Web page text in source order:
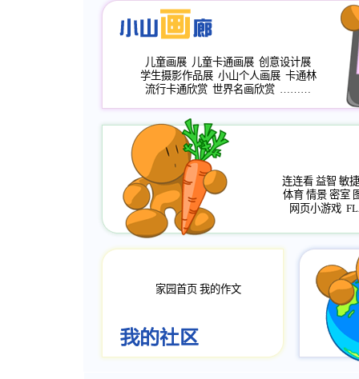
儿童画展 儿童卡通画展 创意设计展
学生摄影作品展 小山个人画展 卡通林
流行卡通欣赏 世界名画欣赏 ………
连连看 益智 敏捷
体育 情景 密室
网页小游戏
家园首页 我的作文